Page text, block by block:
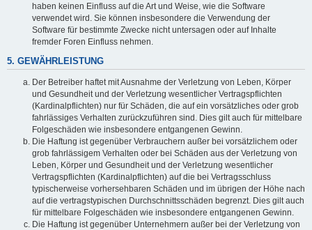
haben keinen Einfluss auf die Art und Weise, wie die Software
verwendet wird. Sie können insbesondere die Verwendung der
Software für bestimmte Zwecke nicht untersagen oder auf Inhalte
fremder Foren Einfluss nehmen.
5. GEWÄHRLEISTUNG
Der Betreiber haftet mit Ausnahme der Verletzung von Leben, Körper
und Gesundheit und der Verletzung wesentlicher Vertragspflichten
(Kardinalpflichten) nur für Schäden, die auf ein vorsätzliches oder grob
fahrlässiges Verhalten zurückzuführen sind. Dies gilt auch für mittelbare
Folgeschäden wie insbesondere entgangenen Gewinn.
Die Haftung ist gegenüber Verbrauchern außer bei vorsätzlichem oder
grob fahrlässigem Verhalten oder bei Schäden aus der Verletzung von
Leben, Körper und Gesundheit und der Verletzung wesentlicher
Vertragspflichten (Kardinalpflichten) auf die bei Vertragsschluss
typischerweise vorhersehbaren Schäden und im übrigen der Höhe nach
auf die vertragstypischen Durchschnittsschäden begrenzt. Dies gilt auch
für mittelbare Folgeschäden wie insbesondere entgangenen Gewinn.
Die Haftung ist gegenüber Unternehmern außer bei der Verletzung von